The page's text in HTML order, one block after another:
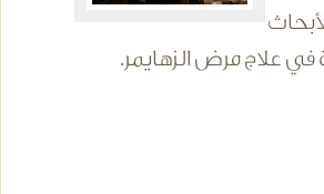
في علاج مرض الزهايمر.